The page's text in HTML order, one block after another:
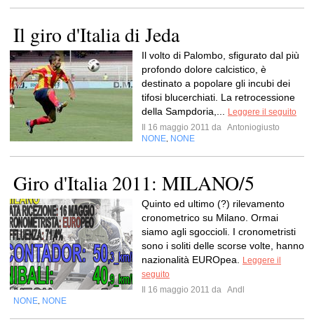
Il giro d'Italia di Jeda
Il volto di Palombo, sfigurato dal più
profondo dolore calcistico, è
destinato a popolare gli incubi dei
tifosi blucerchiati. La retrocessione
della Sampdoria,...
Leggere il seguito
Il 16 maggio 2011 da Antoniogiusto
NONE NONE
Giro d'Italia 2011: MILANO/5
Quinto ed ultimo (?) rilevamento
cronometrico su Milano. Ormai
siamo agli sgoccioli. I cronometristi
sono i soliti delle scorse volte, hanno
nazionalità EUROpea.
Leggere il
seguito
Il 16 maggio 2011 da Andl
NONE NONE